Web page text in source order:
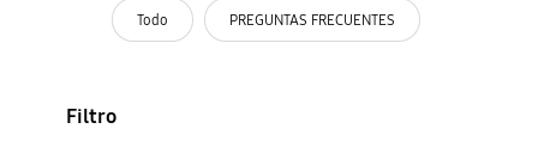
Todo PREGUNTAS FRECUENTES
Filtro